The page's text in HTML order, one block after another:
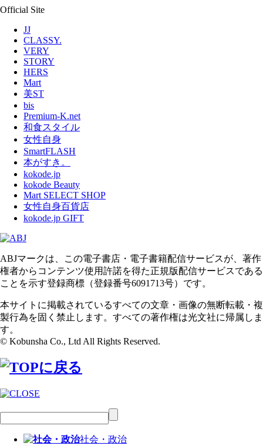
Official Site
JJ
CLASSY.
VERY
STORY
HERS
Mart
美ST
bis
Premium-K.net
和食スタイル
女性自身
SmartFLASH
本がすき。
kokode.jp
kokode Beauty
Mart SELECT SHOP
女性自身百貨店
kokode.jp GIFT
ABJマークは、この電子書店・電子書籍配信サービスが、著作
権者からコンテンツ使用許諾を得た正規版配信サービスである
ことを示す登録商標（登録番号6091713号）です。
本サイトに掲載されているすべての文章・画像の無断転載・複
製行為を固く禁止します。すべての著作権は光文社に帰属しま
す。
© Kobunsha Co., Ltd All Rights Reserved.
社会・政治